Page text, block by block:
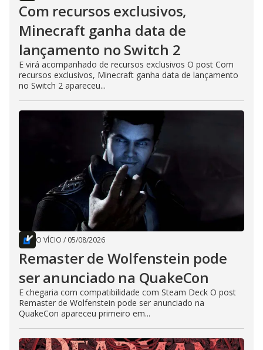
Com recursos exclusivos,
Minecraft ganha data de
lançamento no Switch 2
E virá acompanhado de recursos exclusivos O post Com
recursos exclusivos, Minecraft ganha data de lançamento
no Switch 2 apareceu...
O VÍCIO / 05/08/2026
Remaster de Wolfenstein pode
ser anunciado na QuakeCon
E chegaria com compatibilidade com Steam Deck O post
Remaster de Wolfenstein pode ser anunciado na
QuakeCon apareceu primeiro em...